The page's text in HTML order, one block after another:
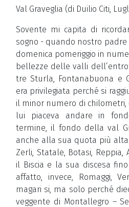
Val Graveglia (di Duilio Citi,
Sovente mi capita di
sogno - quando nostro padre
domenica pomeriggio in
bellezze delle valli
tre Sturla, Fontanabuona e
era privilegiata perché si
il minor numero di
lui piaceva andare in
termine, il fondo della val
anche alla sua quota più
Zerli, Statale, Botasi,
il Biscia e la sua discesa
affatto, invece, Romaggi,
magari si, ma solo perché
veggente di Montallegro –